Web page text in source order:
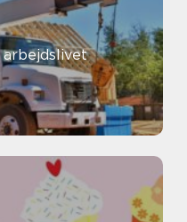
arbejdslivet